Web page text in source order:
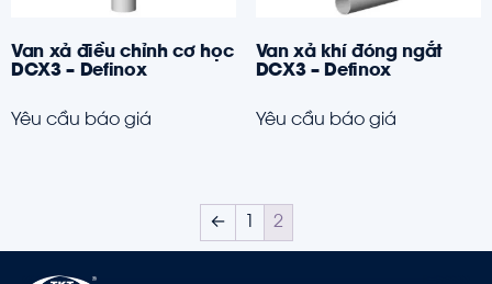
Van xả điều chỉnh cơ học
DCX3 – Definox
Yêu cầu báo giá
Van xả khí đóng ngắt
DCX3 – Definox
Yêu cầu báo giá
← 1 2